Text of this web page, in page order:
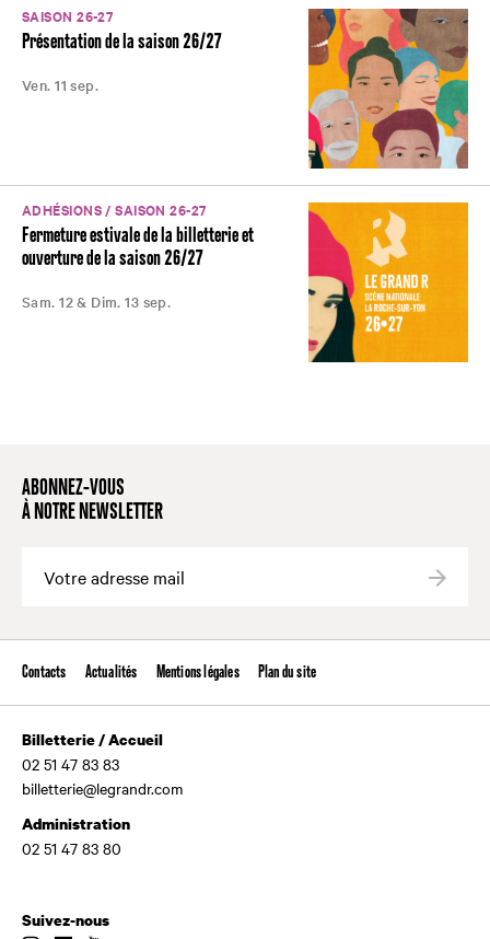
SAISON 26-27
Présentation de la saison 26/27
Ven. 11 sep.
ADHÉSIONS / SAISON 26-27
Fermeture estivale de la billetterie et
ouverture de la saison 26/27
Sam. 12 & Dim. 13 sep.
ABONNEZ-VOUS
À NOTRE NEWSLETTER
Contacts Actualités Mentions légales Plan du site
Billetterie / Accueil
02 51 47 83 83
billetterie@legrandr.com
Administration
02 51 47 83 80
Suivez-nous